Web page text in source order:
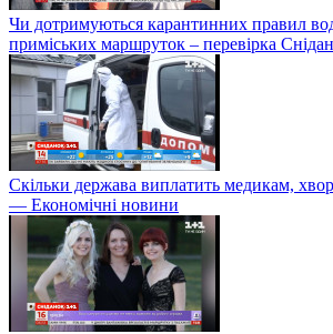
Чи дотримуються карантинних правил
приміських маршруток – перевірка
Скільки держава виплатить медикам,
— Економічні новини